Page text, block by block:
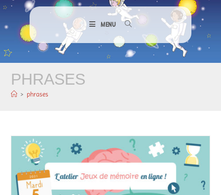
MENU
PHRASES
> phrases